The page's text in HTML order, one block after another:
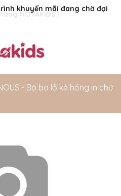
khuyến mãi đang chờ đợi
- Bộ ba lỗ kẻ hồng in chữ